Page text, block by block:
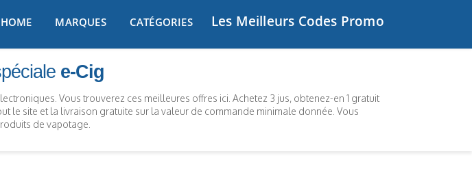
HOME MARQUES CATÉGORIES Les Meilleurs Codes Promo
e-Cig
Vous trouverez ces meilleures offres ici. Achetez 3 jus, obtenez-en 1 gratuit
le site et la livraison gratuite sur la valeur de commande minimale donnée. Vous
de vapotage.